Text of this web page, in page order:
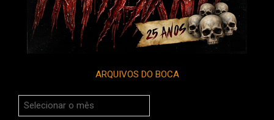
ARQUIVOS DO BOCA
Arquivos
do